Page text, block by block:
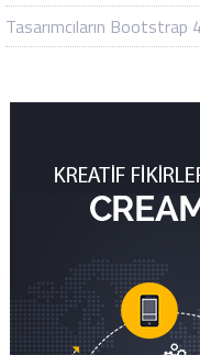
Tasarımcıların Bootstrap